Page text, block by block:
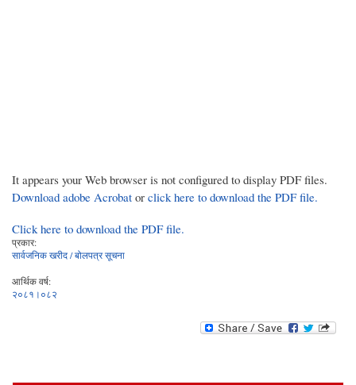
It appears your Web browser is not configured to display PDF files.
Download adobe Acrobat or click here to download the PDF file.
Click here to download the PDF file.
प्रकार:
सार्वजनिक खरीद / बोलपत्र सूचना
आर्थिक वर्ष:
२०८१।०८२